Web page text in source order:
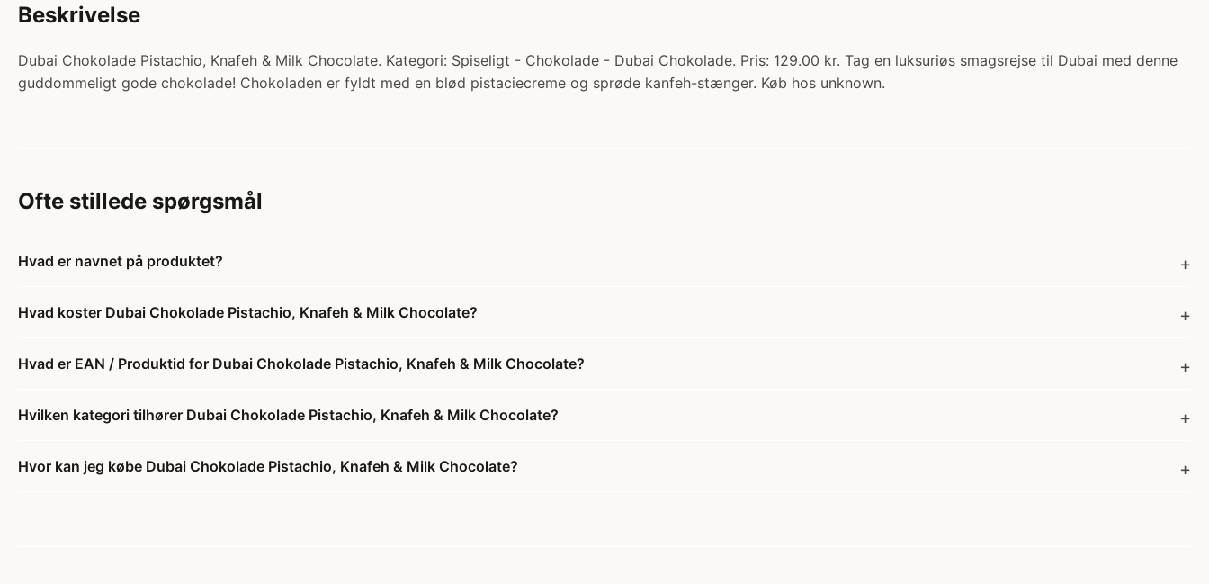
Beskrivelse
Dubai Chokolade Pistachio, Knafeh & Milk Chocolate. Kategori: Spiseligt - Chokolade - Dubai Chokolade. Pris: 129.00 kr. Tag en luksuriøs smagsrejse til Dubai med denne
guddommeligt gode chokolade! Chokoladen er fyldt med en blød pistaciecreme og sprøde kanfeh-stænger. Køb hos unknown.
Ofte stillede spørgsmål
Hvad er navnet på produktet?
Hvad koster Dubai Chokolade Pistachio, Knafeh & Milk Chocolate?
Hvad er EAN / Produktid for Dubai Chokolade Pistachio, Knafeh & Milk Chocolate?
Hvilken kategori tilhører Dubai Chokolade Pistachio, Knafeh & Milk Chocolate?
Hvor kan jeg købe Dubai Chokolade Pistachio, Knafeh & Milk Chocolate?